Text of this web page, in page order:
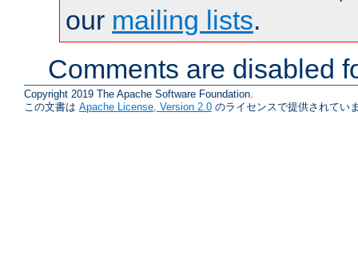
our mailing lists.
Comments are disabled
Copyright 2019 The Apache Software Foundation.
この文書は Apache License, Version 2.0 のライセンスで提供されてい